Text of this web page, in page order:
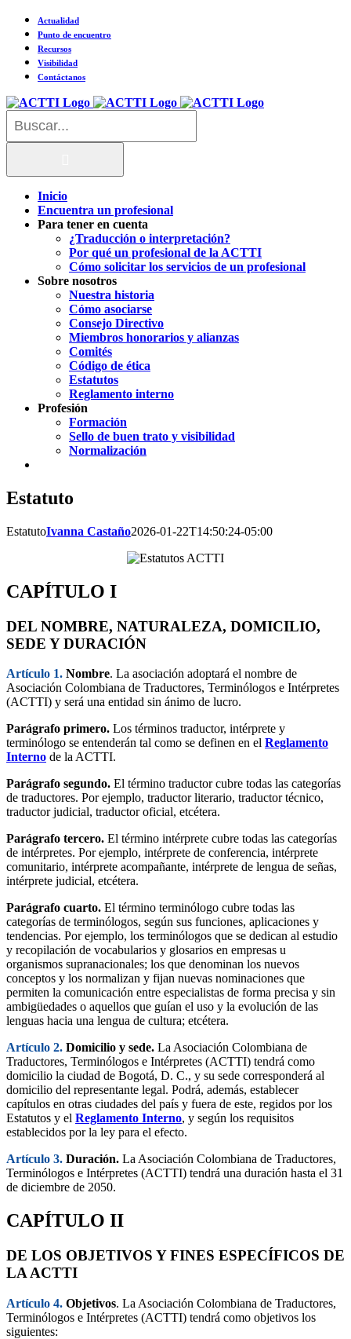
Saltar
contenido
Actualidad
Punto de encuentro
Recursos
Visibilidad
Contáctanos
Inicio
Encuentra un profesional
Para tener en cuenta
¿Traducción o interpretación?
Por qué un profesional de la ACTTI
Cómo solicitar los servicios de un profesional
Sobre nosotros
Nuestra historia
Cómo asociarse
Consejo Directivo
Miembros honorarios y alianzas
Comités
Código de ética
Estatutos
Reglamento interno
Profesión
Formación
Sello de buen trato y visibilidad
Normalización
Estatuto
EstatutoIvanna Castaño2026-01-22T14:50:24-05:00
CAPÍTULO I
DEL NOMBRE, NATURALEZA, DOMICILIO,
SEDE Y DURACIÓN
Artículo 1. Nombre. La asociación adoptará el nombre de
Asociación Colombiana de Traductores, Terminólogos e Intérpretes
(ACTTI) y será una entidad sin ánimo de lucro.
Parágrafo primero. Los términos traductor, intérprete y
terminólogo se entenderán tal como se definen en el Reglamento
Interno de la ACTTI.
Parágrafo segundo. El término traductor cubre todas las categorías
de traductores. Por ejemplo, traductor literario, traductor técnico,
traductor judicial, traductor oficial, etcétera.
Parágrafo tercero. El término intérprete cubre todas las categorías
de intérpretes. Por ejemplo, intérprete de conferencia, intérprete
comunitario, intérprete acompañante, intérprete de lengua de señas,
intérprete judicial, etcétera.
Parágrafo cuarto. El término terminólogo cubre todas las
categorías de terminólogos, según sus funciones, aplicaciones y
tendencias. Por ejemplo, los terminólogos que se dedican al estudio
y recopilación de vocabularios y glosarios en empresas u
organismos supranacionales; los que denominan los nuevos
conceptos y los normalizan y fijan nuevas nominaciones que
permiten la comunicación entre especialistas de forma precisa y sin
ambigüedades o aquellos que guían el uso y la evolución de las
lenguas hacia una lengua de cultura; etcétera.
Artículo 2. Domicilio y sede. La Asociación Colombiana de
Traductores, Terminólogos e Intérpretes (ACTTI) tendrá como
domicilio la ciudad de Bogotá, D. C., y su sede corresponderá al
domicilio del representante legal. Podrá, además, establecer
capítulos en otras ciudades del país y fuera de este, regidos por los
Estatutos y el Reglamento Interno, y según los requisitos
establecidos por la ley para el efecto.
Artículo 3. Duración. La Asociación Colombiana de Traductores,
Terminólogos e Intérpretes (ACTTI) tendrá una duración hasta el 31
de diciembre de 2050.
CAPÍTULO II
DE LOS OBJETIVOS Y FINES ESPECÍFICOS DE
LA ACTTI
Artículo 4. Objetivos. La Asociación Colombiana de Traductores,
Terminólogos e Intérpretes (ACTTI) tendrá como objetivos los
siguientes: